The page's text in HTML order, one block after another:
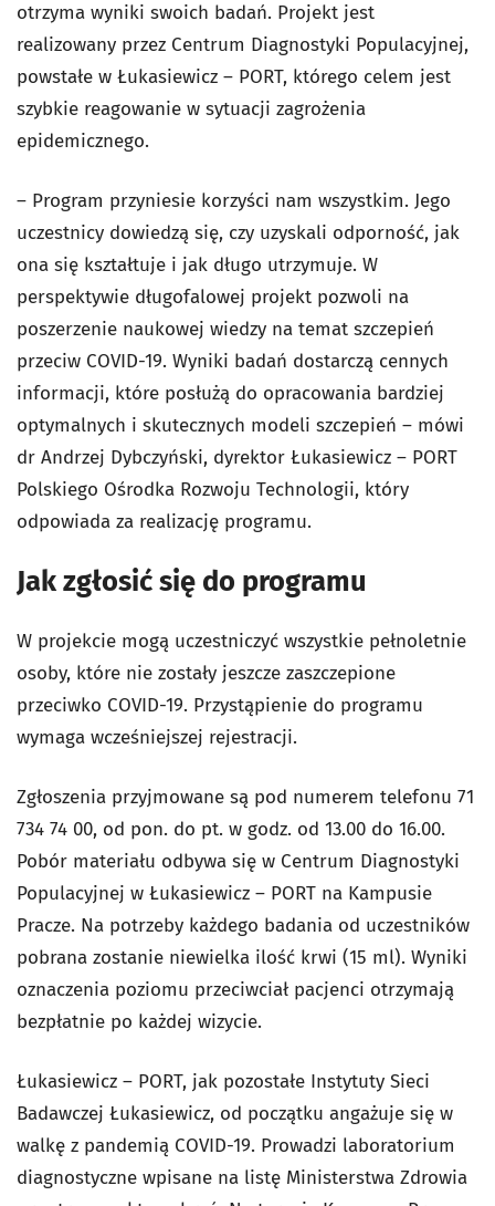
otrzyma wyniki swoich badań. Projekt jest
realizowany przez Centrum Diagnostyki Populacyjnej,
powstałe w Łukasiewicz – PORT, którego celem jest
szybkie reagowanie w sytuacji zagrożenia
epidemicznego.
– Program przyniesie korzyści nam wszystkim. Jego
uczestnicy dowiedzą się, czy uzyskali odporność, jak
ona się kształtuje i jak długo utrzymuje. W
perspektywie długofalowej projekt pozwoli na
poszerzenie naukowej wiedzy na temat szczepień
przeciw COVID-19. Wyniki badań dostarczą cennych
informacji, które posłużą do opracowania bardziej
optymalnych i skutecznych modeli szczepień – mówi
dr Andrzej Dybczyński, dyrektor Łukasiewicz – PORT
Polskiego Ośrodka Rozwoju Technologii, który
odpowiada za realizację programu.
Jak zgłosić się do programu
W projekcie mogą uczestniczyć wszystkie pełnoletnie
osoby, które nie zostały jeszcze zaszczepione
przeciwko COVID-19. Przystąpienie do programu
wymaga wcześniejszej rejestracji.
Zgłoszenia przyjmowane są pod numerem telefonu 71
734 74 00, od pon. do pt. w godz. od 13.00 do 16.00.
Pobór materiału odbywa się w Centrum Diagnostyki
Populacyjnej w Łukasiewicz – PORT na Kampusie
Pracze. Na potrzeby każdego badania od uczestników
pobrana zostanie niewielka ilość krwi (15 ml). Wyniki
oznaczenia poziomu przeciwciał pacjenci otrzymają
bezpłatnie po każdej wizycie.
Łukasiewicz – PORT, jak pozostałe Instytuty Sieci
Badawczej Łukasiewicz, od początku angażuje się w
walkę z pandemią COVID-19. Prowadzi laboratorium
diagnostyczne wpisane na listę Ministerstwa Zdrowia